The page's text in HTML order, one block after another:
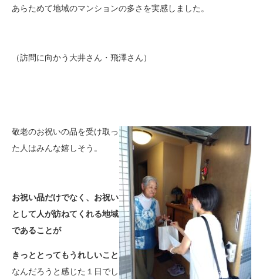
あらためて地域のマンションの多さを実感しました。
（訪問に向かう大井さん・飛澤さん）
敬老のお祝いの品を受け取っ
た人はみんな嬉しそう。
お祝い品だけでなく、お祝い
として人が訪ねてくれる地域
であることが
きっととってもうれしいこと
なんだろうと感じた１日でし